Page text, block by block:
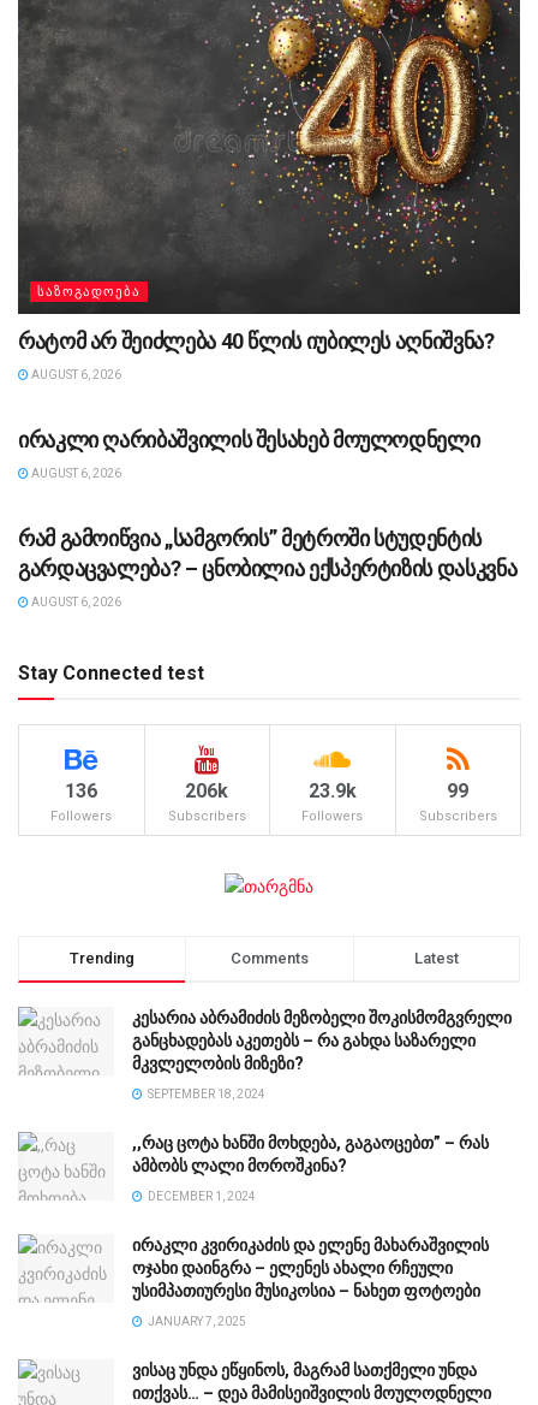
ᲡᲐᲖᲝᲒᲐᲓᲝᲔᲑᲐ
რატომ არ შეიძლება 40 წლის იუბილეს აღნიშვნა?
AUGUST 6, 2026
ირაკლი ღარიბაშვილის შესახებ მოულოდნელი
AUGUST 6, 2026
რამ გამოიწვია „სამგორის” მეტროში სტუდენტის
გარდაცვალება? – ცნობილია ექსპერტიზის დასკვნა
AUGUST 6, 2026
Stay Connected test
136
Followers
206k
Subscribers
23.9k
Followers
99
Subscribers
Trending Comments Latest
კესარია აბრამიძის მეზობელი შოკისმომგვრელი
განცხადებას აკეთებს – რა გახდა საზარელი
მკვლელობის მიზეზი?
SEPTEMBER 18, 2024
,,რაც ცოტა ხანში მოხდება, გაგაოცებთ” – რას
ამბობს ლალი მოროშკინა?
DECEMBER 1, 2024
ირაკლი კვირიკაძის და ელენე მახარაშვილის
ოჯახი დაინგრა – ელენეს ახალი რჩეული
უსიმპათიურესი მუსიკოსია – ნახეთ ფოტოები
JANUARY 7, 2025
ვისაც უნდა ეწყინოს, მაგრამ სათქმელი უნდა
ითქვას… – დეა მამისეიშვილის მოულოდნელი